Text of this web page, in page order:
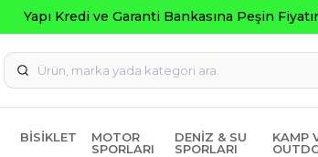
BISIKLET
MOTOR
SPORLARI
DENIZ & SU
SPORLARI
KAMP